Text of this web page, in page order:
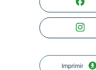
Imprimir